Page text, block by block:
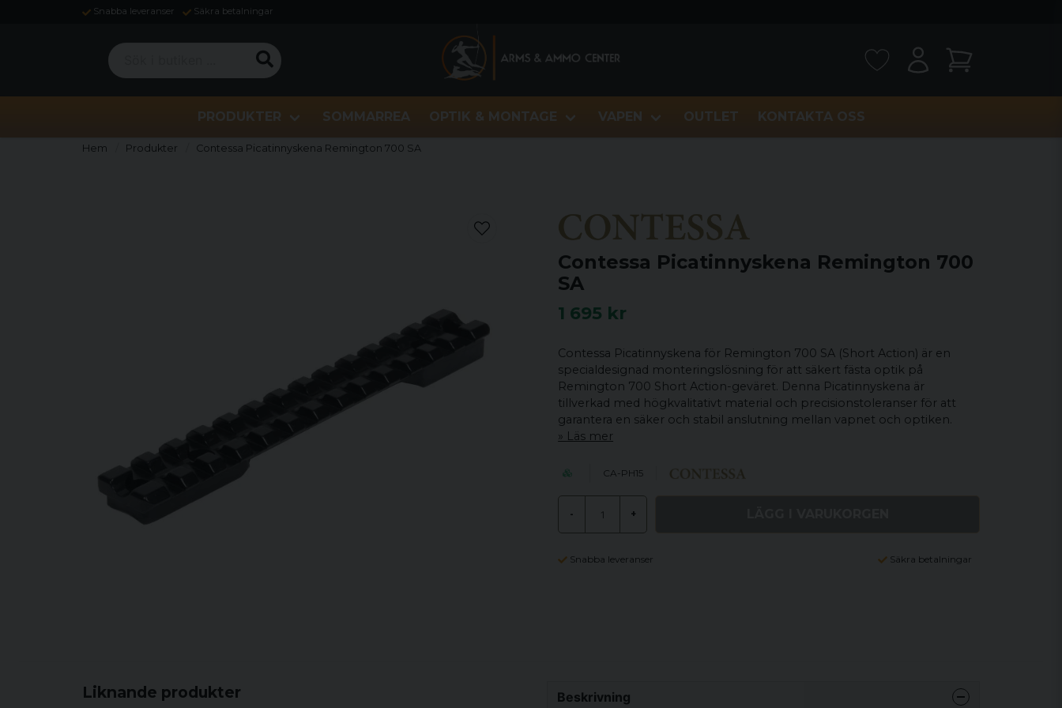
Snabba leveranser Säkra betalningar
Sök i butiken ...
PRODUKTER SOMMARREA OPTIK & MONTAGE VAPEN OUTLET KONTAKTA OSS
Hem Produkter Contessa Picatinnyskena Remington 700 SA
Contessa Picatinnyskena Remington 700
SA
1 695 kr
Contessa Picatinnyskena för Remington 700 SA (Short Action) är en
specialdesignad monteringslösning för att säkert fästa optik på
Remington 700 Short Action-geväret. Denna Picatinnyskena är
tillverkad med högkvalitativt material och precisionstoleranser för att
garantera en säker och stabil anslutning mellan vapnet och optiken.
Läs mer
CA-PH15
- +
Snabba leveranser Säkra betalningar
Liknande produkter Beskrivning